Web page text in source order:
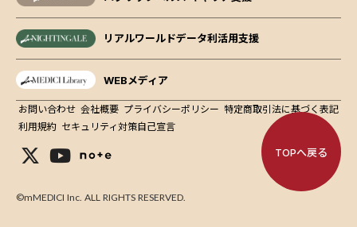
リアルワールドデータ利活用支援
WEBメディア
お問い合わせ 会社概要 プライバシーポリシー 特定商取引法に基づく表記
利用規約 セキュリティ対策自己宣言
TOPへ戻る
©mMEDICI Inc. ALL RIGHTS RESERVED.